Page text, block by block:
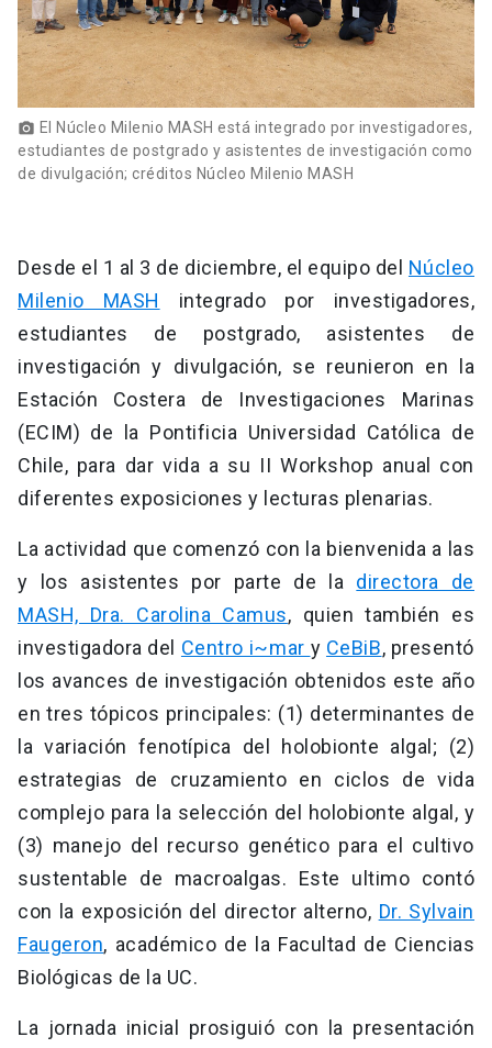
photo_camera El Núcleo Milenio MASH está integrado por investigadores,
estudiantes de postgrado y asistentes de investigación como
de divulgación; créditos Núcleo Milenio MASH
Desde el 1 al 3 de diciembre, el equipo del Núcleo
Milenio MASH
integrado por investigadores,
estudiantes de postgrado, asistentes de
investigación y divulgación, se reunieron en la
Estación Costera de Investigaciones Marinas
(ECIM) de la Pontificia Universidad Católica de
Chile, para dar vida a su II Workshop anual con
diferentes exposiciones y lecturas plenarias.
La actividad que comenzó con la bienvenida a las
y los asistentes por parte de la directora de
MASH, Dra. Carolina Camus, quien también es
investigadora del Centro i~mar y CeBiB, presentó
los avances de investigación obtenidos este año
en tres tópicos principales: (1) determinantes de
la variación fenotípica del holobionte algal; (2)
estrategias de cruzamiento en ciclos de vida
complejo para la selección del holobionte algal, y
(3) manejo del recurso genético para el cultivo
sustentable de macroalgas. Este ultimo contó
con la exposición del director alterno, Dr. Sylvain
Faugeron, académico de la Facultad de Ciencias
Biológicas de la UC.
La jornada inicial prosiguió con la presentación